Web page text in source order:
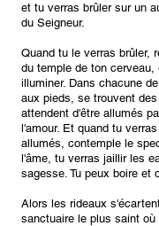
et tu verras brûler sur un
du Seigneur.
Quand tu le verras brûler,
du temple de ton
illuminer. Dans chacune
aux pieds, se trouvent
attendent d'être allumés
l'amour. Et quand tu
allumés, contemple le
l'âme, tu verras jaillir les
sagesse. Tu peux boire et
Alors les rideaux
sanctuaire le plus saint où